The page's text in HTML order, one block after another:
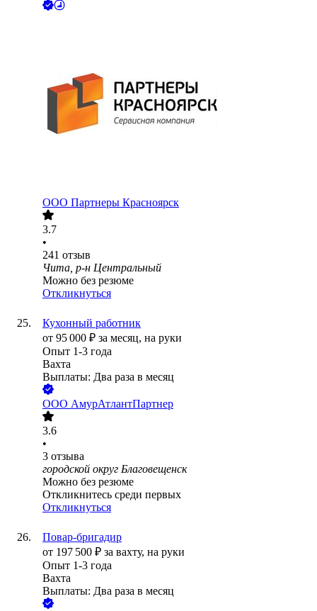
ООО Партнеры Красноярск
3.7
•
241 отзыв
Чита, р-н Центральный
Можно без резюме
Откликнуться
Кухонный работник
от 95 000 ₽ за месяц, на руки
Опыт 1-3 года
Вахта
Выплаты: Два раза в месяц
ООО АмурАтлантПартнер
3.6
•
3 отзыва
городской округ Благовещенск
Можно без резюме
Откликнитесь среди первых
Откликнуться
Повар-бригадир
от 197 500 ₽ за вахту, на руки
Опыт 1-3 года
Вахта
Выплаты: Два раза в месяц